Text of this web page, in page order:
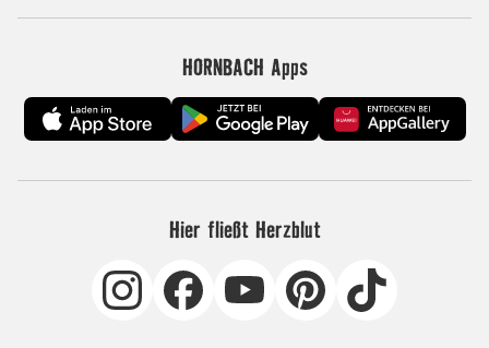
HORNBACH Apps
Hier fließt Herzblut